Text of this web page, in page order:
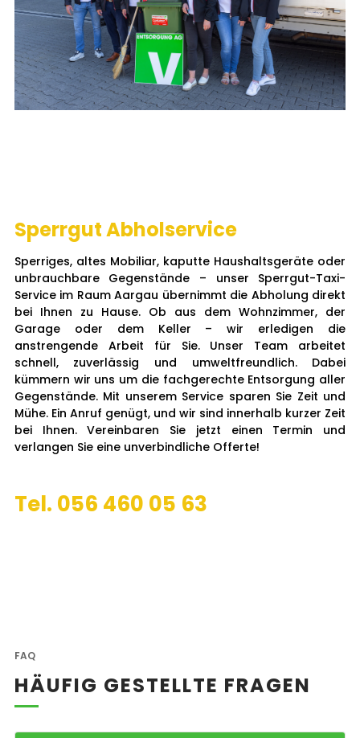
Sperrgut Abholservice
Sperriges, altes Mobiliar, kaputte Haushaltsgeräte oder
unbrauchbare Gegenstände – unser Sperrgut-Taxi-
Service im Raum Aargau übernimmt die Abholung direkt
bei Ihnen zu Hause. Ob aus dem Wohnzimmer, der
Garage oder dem Keller – wir erledigen die
anstrengende Arbeit für Sie. Unser Team arbeitet
schnell, zuverlässig und umweltfreundlich. Dabei
kümmern wir uns um die fachgerechte Entsorgung aller
Gegenstände. Mit unserem Service sparen Sie Zeit und
Mühe. Ein Anruf genügt, und wir sind innerhalb kurzer Zeit
bei Ihnen. Vereinbaren Sie jetzt einen Termin und
verlangen Sie eine unverbindliche Offerte!
Tel. 056 460 05 63
FAQ
HÄUFIG GESTELLTE FRAGEN